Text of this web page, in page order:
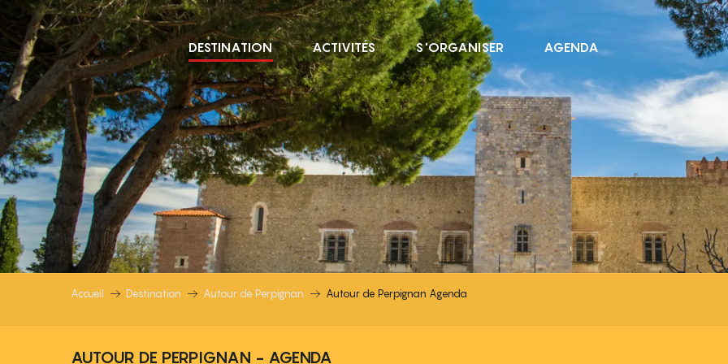
au
contenu
principal
DESTINATION ACTIVITÉS S'ORGANISER AGENDA
Accueil Destination Autour de Perpignan Autour de Perpignan Agenda
AUTOUR DE PERPIGNAN - AGENDA
AUTOUR DE PERPIGNAN AGENDA